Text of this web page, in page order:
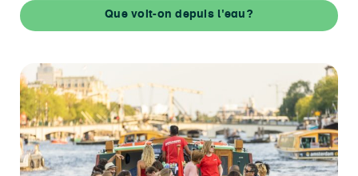
Que voit-on depuis l'eau?